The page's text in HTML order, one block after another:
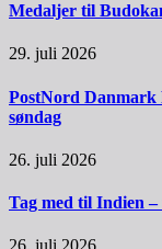
Medaljer til
29. juli 2026
PostNord Danmark
søndag
26. juli 2026
Tag med til Indien